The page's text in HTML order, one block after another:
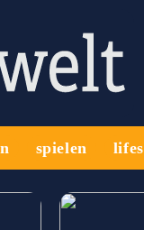
spielen